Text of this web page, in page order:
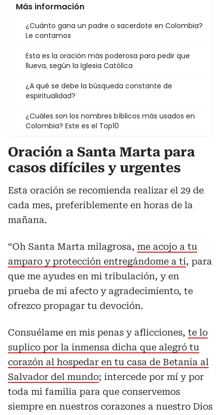
Más información
¿Cuánto gana un padre o sacerdote en Colombia?
Le contamos
Esta es la oración más poderosa para pedir que
llueva, según la Iglesia Católica
¿A qué se debe la búsqueda constante de
espiritualidad?
¿Cuáles son los nombres bíblicos más usados en
Colombia? Este es el Top10
Oración a Santa Marta para
casos difíciles y urgentes
Esta oración se recomienda realizar el 29 de
cada mes, preferiblemente en horas de la
mañana.
“Oh Santa Marta milagrosa, me acojo a tu
amparo y protección entregándome a ti, para
que me ayudes en mi tribulación, y en
prueba de mi afecto y agradecimiento, te
ofrezco propagar tu devoción.
Consuélame en mis penas y aflicciones, te lo
suplico por la inmensa dicha que alegró tu
corazón al hospedar en tu casa de Betania al
Salvador del mundo; intercede por mí y por
toda mi familia para que conservemos
siempre en nuestros corazones a nuestro Dios